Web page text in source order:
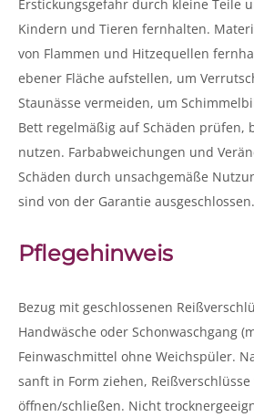
Erstickungsgefahr durch kleine Teile
Kindern und Tieren fernhalten.
von Flammen und Hitzequellen
ebener Fläche aufstellen, um
Staunässe vermeiden, um
Bett regelmäßig auf Schäden prüfen,
nutzen. Farbabweichungen und
Schäden durch unsachgemäße
sind von der Garantie ausgeschlossen.
Pflegehinweis
Bezug mit geschlossenen
Handwäsche oder Schonwaschgang
Feinwaschmittel ohne Weichspüler.
sanft in Form ziehen,
öffnen/schließen. Nicht